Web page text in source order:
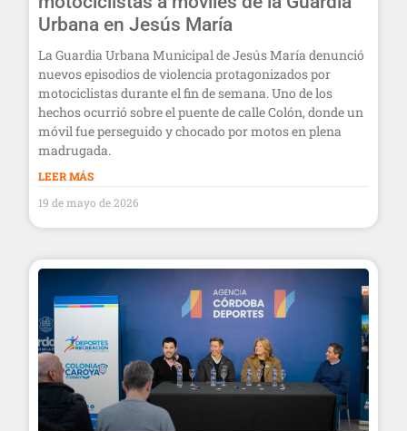
Urbana en Jesús María
La Guardia Urbana Municipal de Jesús María denunció
nuevos episodios de violencia protagonizados por
motociclistas durante el fin de semana. Uno de los
hechos ocurrió sobre el puente de calle Colón, donde un
móvil fue perseguido y chocado por motos en plena
madrugada.
LEER MÁS
19 de mayo de 2026